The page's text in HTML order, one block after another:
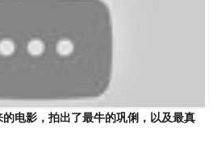
的电影，拍出了最牛的巩俐，以及最真